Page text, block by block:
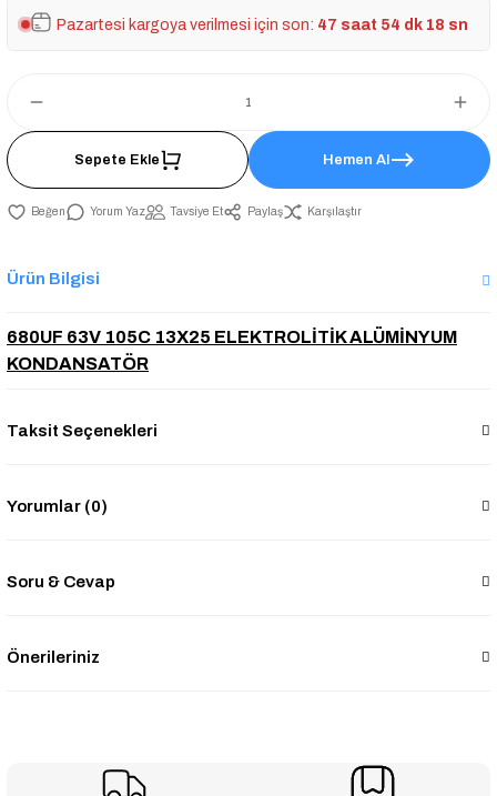
Pazartesi kargoya verilmesi için son: 47 saat 54 dk 18 sn
Sepete Ekle Hemen Al
Yorum Yaz Tavsiye Et Paylaş Karşılaştır
Ürün Bilgisi
680UF 63V 105C 13X25 ELEKTROLİTİK ALÜMİNYUM
KONDANSATÖR
Taksit Seçenekleri
Yorumlar (0)
Soru & Cevap
Önerileriniz